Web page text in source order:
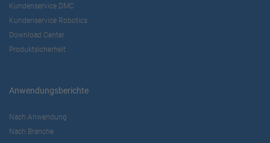
Kundenservice DMC
Kundenservice Robotics
Download Center
Produktsicherheit
Anwendungsberichte
Nach Anwendung
Nach Branche